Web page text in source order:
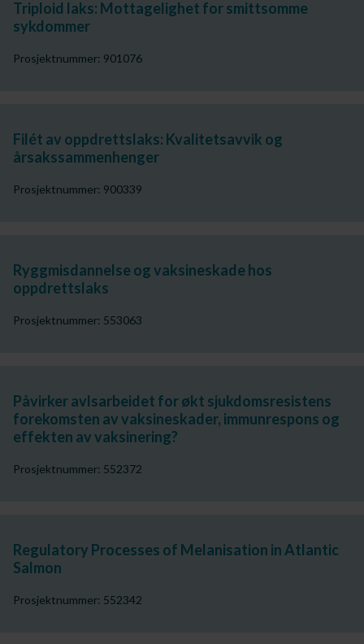
Triploid laks: Mottagelighet for smittsomme
sykdommer
Prosjektnummer: 901076
Filét av oppdrettslaks: Kvalitetsavvik og
årsakssammenhenger
Prosjektnummer: 900339
Ryggmisdannelse og vaksineskade hos
oppdrettslaks
Prosjektnummer: 553063
Påvirker avlsarbeidet for økt sjukdomsresistens
forekomsten av vaksineskader, immunrespons og
effekten av vaksinering?
Prosjektnummer: 552372
Regulatory Processes of Melanisation in Atlantic
Salmon
Prosjektnummer: 552342